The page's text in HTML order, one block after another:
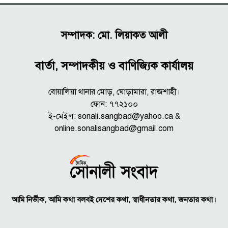
সম্পাদক: মো. লিয়াকত আলী
বার্তা, সম্পাদকীয় ও বাণিজ্যিক কার্যালয়
বোয়ালিয়া থানার মোড়, ঘোড়ামারা, রাজশাহী।
ফোন: ৭৭২১০০
ই-মেইল: sonali.sangbad@yahoo.ca &
online.sonalisangbad@gmail.com
আমি নির্ভীক, আমি কথা বলবই দেশের কথা, স্বাধীনতার কথা, জনতার কথা।